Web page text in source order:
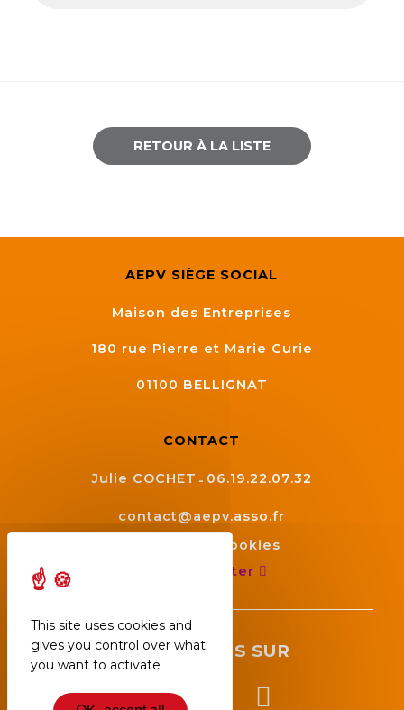
RETOUR À LA LISTE
AEPV SIÈGE SOCIAL
Maison des Entreprises
180 rue Pierre et Marie Curie
01100 BELLIGNAT
CONTACT
Julie COCHET 06.19.22.07.32
contact@aepv.asso.fr
Gestion des cookies
Nous contacter
SUIVEZ NOUS SUR
This site uses cookies and
gives you control over what
you want to activate